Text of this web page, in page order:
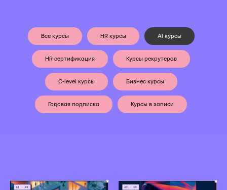
Все курсы HR курсы AI курсы
HR сертификация Курсы рекрутеров
C-level курсы Бизнес курсы
Годовая подписка Курсы в записи